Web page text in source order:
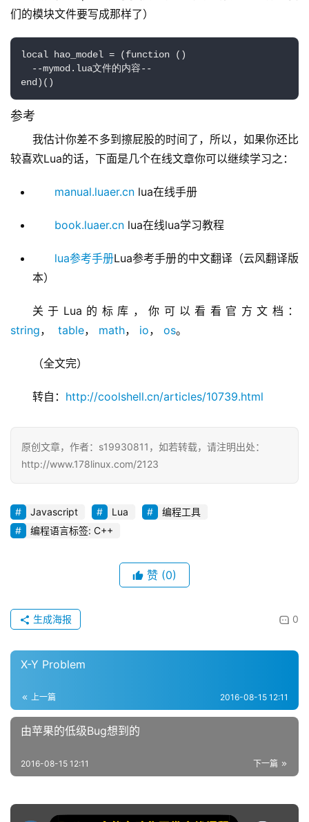
们的模块文件要写成那样了）
local hao_model = (function ()
--mymod.lua文件的内容--
end)()
参考
我估计你差不多到擦屁股的时间了，所以，如果你还比
较喜欢Lua的话，下面是几个在线文章你可以继续学习之：
manual.luaer.cn lua在线手册
book.luaer.cn lua在线lua学习教程
lua参考手册Lua参考手册的中文翻译（云风翻译版
本）
关于Lua的标库，你可以看看官方文档：
string， table， math， io， os。
（全文完）
转自： http://coolshell.cn/articles/10739.html
原创文章，作者：s19930811，如若转载，请注明出处：
http://www.178linux.com/2123
Javascript Lua
编程工具
编程语言标签: C++
赞 (0)
0
生成海报
X-Y Problem
上一篇 2016-08-15 12:11
由苹果的低级Bug想到的
下一篇
2016-08-15 12:11